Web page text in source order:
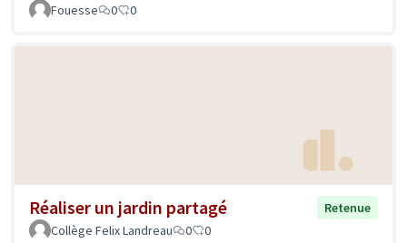
Fouesse 0 0
Réaliser un jardin partagé
Retenue
Collège Felix Landreau
0 0